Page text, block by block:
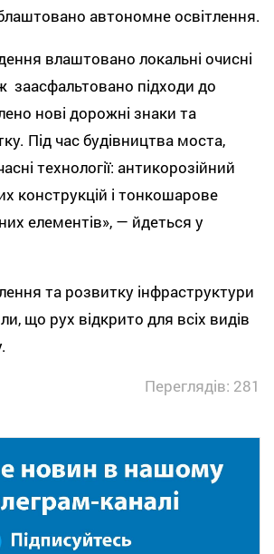
автономне освітлення.
влаштовано локальні очисні
заасфальтовано підходи до
нові дорожні знаки та
Під час будівництва моста,
технології: антикорозійний
конструкцій і тонкошарове
елементів», — йдеться у
та розвитку інфраструктури
що рух відкрито для всіх видів
Переглядів: 281